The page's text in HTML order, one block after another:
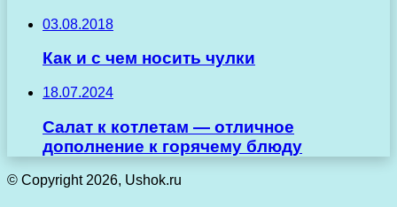
03.08.2018
Как и с чем носить чулки
18.07.2024
Салат к котлетам — отличное
дополнение к горячему блюду
© Copyright 2026, Ushok.ru